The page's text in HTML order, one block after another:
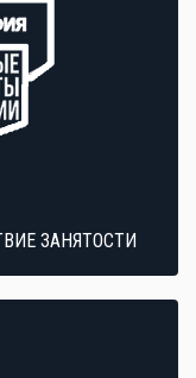
ЗАНЯТОСТИ